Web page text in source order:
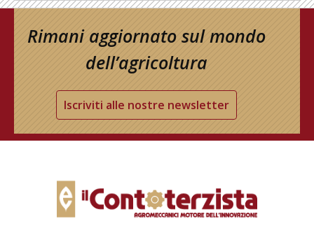
Rimani aggiornato sul mondo
dell’agricoltura
Iscriviti alle nostre newsletter